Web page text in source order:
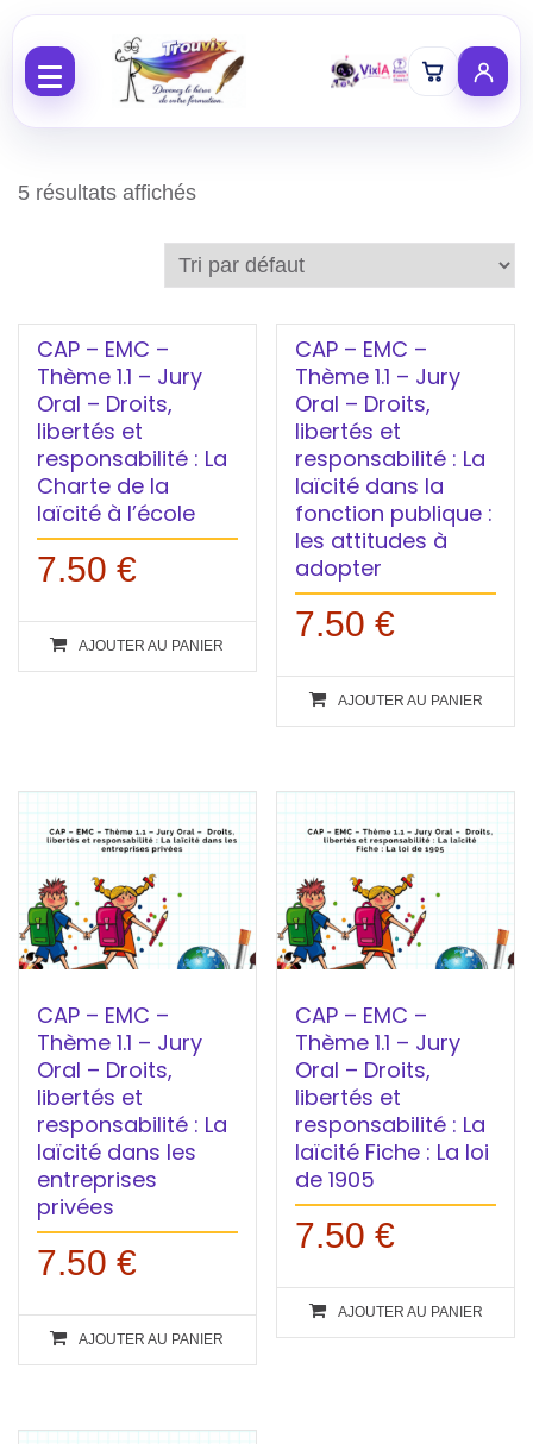
5 résultats affichés
CAP – EMC –
Thème 1.1 – Jury
Oral – Droits,
libertés et
responsabilité : La
Charte de la
laïcité à l’école
7.50 €
AJOUTER AU PANIER
CAP – EMC –
Thème 1.1 – Jury
Oral – Droits,
libertés et
responsabilité : La
laïcité dans la
fonction publique :
les attitudes à
adopter
7.50€
AJOUTER AU PANIER
CAP – EMC –
Thème 1.1 – Jury
Oral – Droits,
libertés et
responsabilité : La
laïcité dans les
entreprises
privées
7.50 €
AJOUTER AU PANIER
CAP – EMC –
Thème 1.1 – Jury
Oral – Droits,
libertés et
responsabilité : La
laïcité Fiche : La loi
de 1905
7.50€
AJOUTER AU PANIER